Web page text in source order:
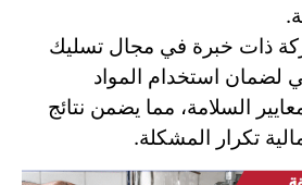
ذات خبرة في مجال تسليك
لضمان استخدام المواد
السلامة، مما يضمن نتائج
تكرار المشكلة.